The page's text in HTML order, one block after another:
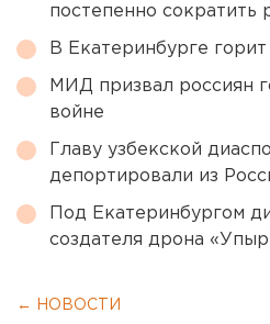
постепенно сократить
В Екатеринбурге
МИД призвал россиян
войне
Главу узбекской
депортировали из
Под Екатеринбургом
создателя дрона
← НОВОСТИ